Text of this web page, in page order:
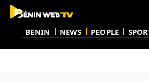
BENIN NEWS PEOPLE